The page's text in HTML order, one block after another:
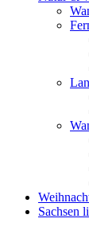
Sachsen